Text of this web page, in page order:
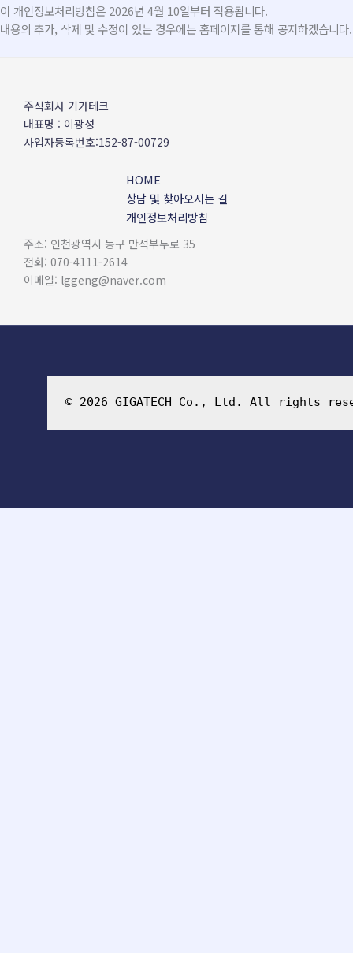
이 개인정보처리방침은 2026년 4월 10일부터 적용됩니다.
내용의 추가, 삭제 및 수정이 있는 경우에는 홈페이지를 통해 공지하겠습니다.
주식회사 기가테크
대표명 : 이광성
사업자등록번호:152-87-00729
HOME
상담 및 찾아오시는 길
개인정보처리방침
주소: 인천광역시 동구 만석부두로 35
전화: 070-4111-2614
이메일: lggeng@naver.com
© 2026 GIGATECH Co., Ltd. All rights